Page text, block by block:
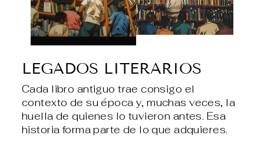
LEGADOS LITERARIOS
Cada libro antiguo trae consigo el
contexto de su época y, muchas veces, la
huella de quienes lo tuvieron antes. Esa
historia forma parte de lo que adquieres.